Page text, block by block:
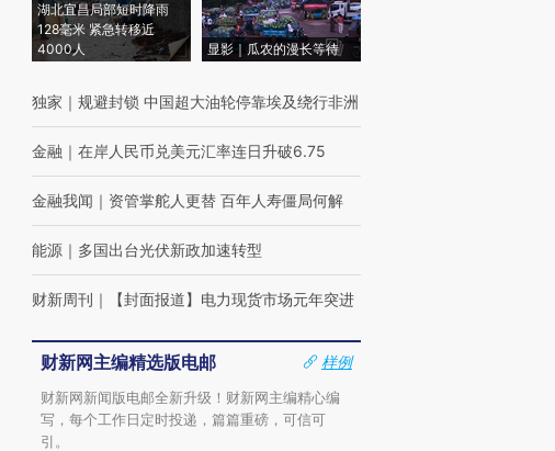
湖北宜昌局部短时降雨
128毫米 紧急转移近
4000人
显影｜瓜农的漫长等待
独家 ｜ 规避封锁 中国超大油轮停靠埃及绕行非洲
金融 ｜ 在岸人民币兑美元汇率连日升破6.75
金融我闻 ｜ 资管掌舵人更替 百年人寿僵局何解
能源 ｜ 多国出台光伏新政加速转型
财新周刊 ｜ 【封面报道】电力现货市场元年突进
财新网主编精选版电邮
样例
财新网新闻版电邮全新升级！财新网主编精心编
写，每个工作日定时投递，篇篇重磅，可信可
引。